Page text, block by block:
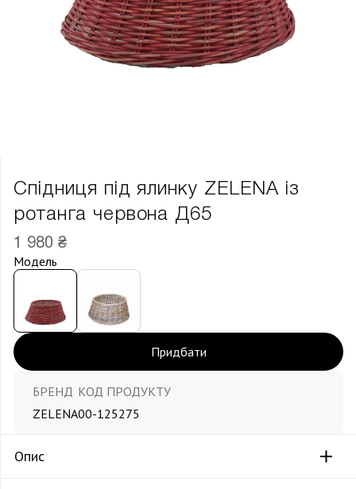
Спідниця під ялинку ZELENA із
ротанга червона Д65
1 980 ₴
Модель
Придбати
БРЕНД
ZELENA
КОД ПРОДУКТУ
00-125275
Опис